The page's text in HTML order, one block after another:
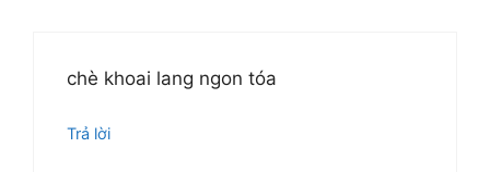
chè khoai lang ngon tóa
Trả lời